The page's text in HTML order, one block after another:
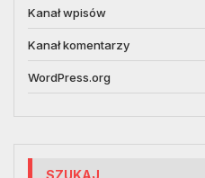
Kanał wpisów
Kanał komentarzy
WordPress.org
SZUKAJ